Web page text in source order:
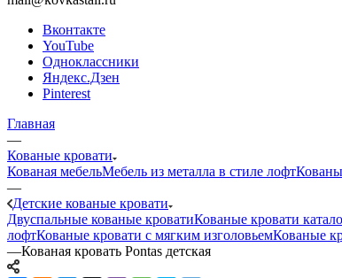
Вконтакте
YouTube
Одноклассники
Яндекс.Дзен
Pinterest
Главная
—
Кованые кровати
Кованая мебельМебель из металла в стиле лофт
—
Детские кованые кровати
Двуспальные кованые кроватиКованые кровати
лофтКованые кровати с мягким изголовьемКованые
—Кованая кровать Pontas детская